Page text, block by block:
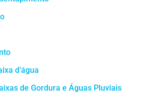
d’água
de Gordura e Águas Pluviais